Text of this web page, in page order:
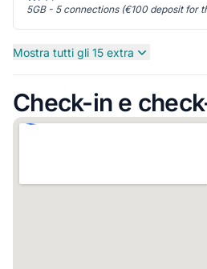
5GB - 5 connections (€100 deposit for
Mostra tutti gli 15 extra
Check-in e